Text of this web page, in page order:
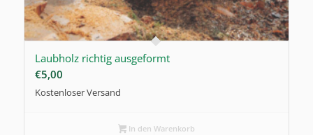
Laubholz richtig ausgeformt
€5,00
Kostenloser Versand
In den Warenkorb